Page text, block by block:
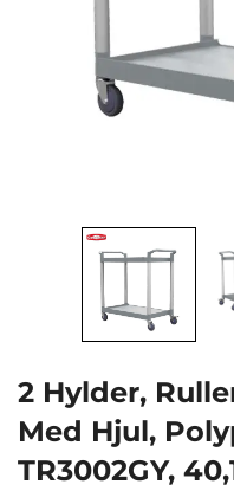
2 Hylder,
Med Hjul,
TR3002GY,